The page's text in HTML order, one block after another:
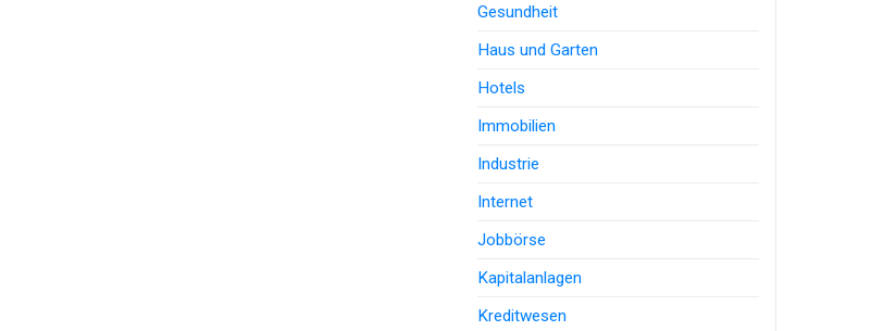
Gesundheit
Haus und Garten
Hotels
Immobilien
Industrie
Internet
Jobbörse
Kapitalanlagen
Kreditwesen